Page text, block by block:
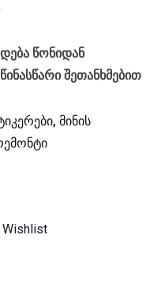
წონიდან
შეთანხმებით
,მინის
Wishlist